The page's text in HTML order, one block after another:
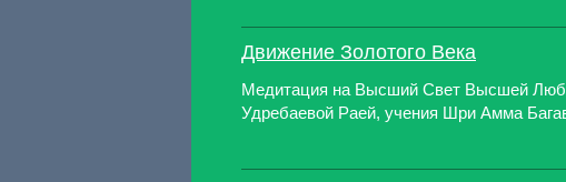
Движение Золотого Века
Медитация на Высший Свет Высшей
Удребаевой Раей, учения Шри Амма